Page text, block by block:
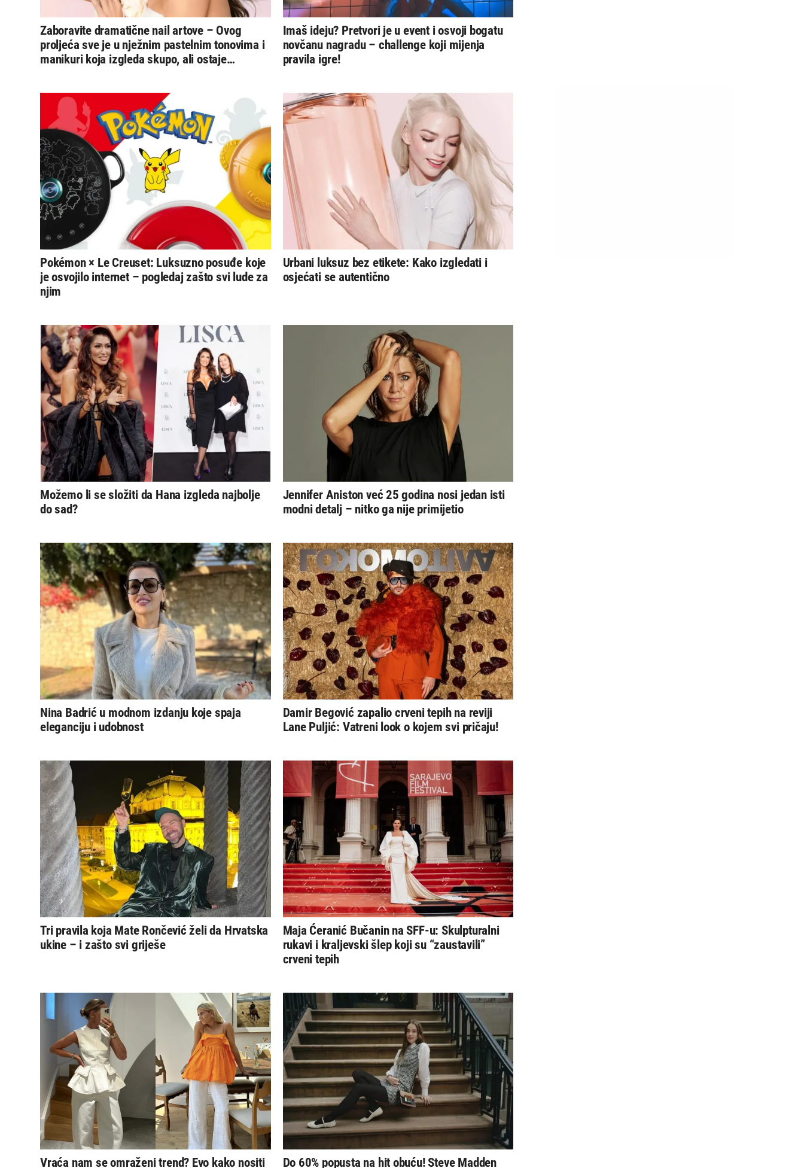
Zaboravite dramatične nail artove – Ovog
proljeća sve je u nježnim pastelnim tonovima i
manikuri koja izgleda skupo, ali ostaje
Imaš ideju? Pretvori je u event i osvoji bogatu
novčanu nagradu – challenge koji mijenja
pravila igre!
Pokémon × Le Creuset: Luksuzno posuđe koje
je osvojilo internet – pogledaj zašto svi lude za
njim
Urbani luksuz bez etikete: Kako izgledati i
osjećati se autentično
Možemo li se složiti da Hana izgleda najbolje
do sad?
Jennifer Aniston već 25 godina nosi jedan isti
modni detalj – nitko ga nije primijetio
Nina Badrić u modnom izdanju koje spaja
eleganciju i udobnost
Damir Begović zapalio crveni tepih na reviji
Lane Puljić: Vatreni look o kojem svi pričaju!
Tri pravila koja Mate Rončević želi da Hrvatska
ukine – i zašto svi griješe
Maja Ćeranić Bučanin na SFF-u: Skulpturalni
rukavi i kraljevski šlep koji su “zaustavili”
crveni tepih
Vraća nam se omraženi trend? Evo kako nositi Do 60% popusta na hit obuću! Steve Madden